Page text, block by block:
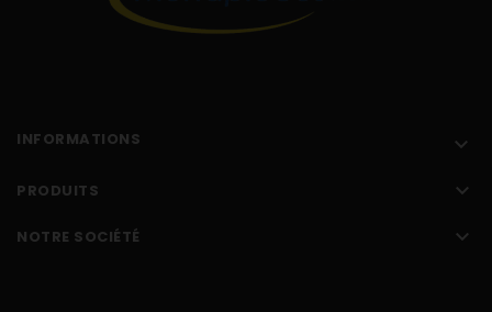
INFORMATIONS 
PRODUITS 
NOTRE SOCIÉTÉ 